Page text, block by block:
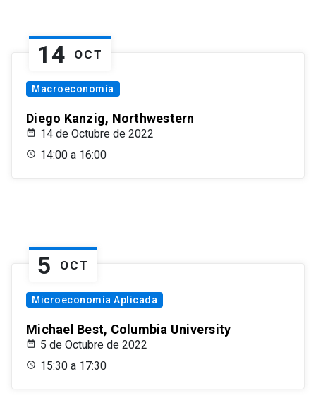
14 OCT
Macroeconomía
Diego Kanzig, Northwestern
14 de Octubre de 2022
14:00 a 16:00
5 OCT
Microeconomía Aplicada
Michael Best, Columbia University
5 de Octubre de 2022
15:30 a 17:30